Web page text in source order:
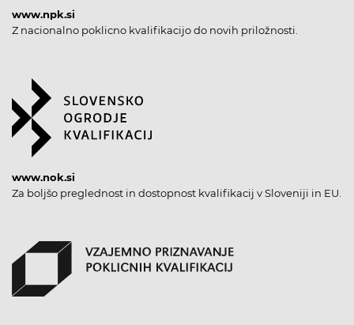
www.npk.si
Z nacionalno poklicno kvalifikacijo do novih priložnosti.
www.nok.si
Za boljšo preglednost in dostopnost kvalifikacij v Sloveniji in EU.